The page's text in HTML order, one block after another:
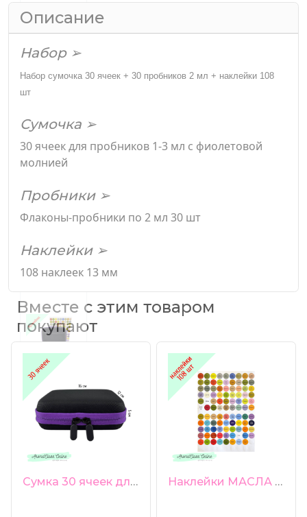
Описание
Набор ➢
Набор сумочка 30 ячеек + 30 пробников 2 мл + наклейки 108
шт
Сумочка ➢
30 ячеек для пробников 1-3 мл с фиолетовой
молнией
Пробники ➢
Флаконы-пробники по 2 мл 30 шт
Наклейки ➢
108 наклеек 13 мм
Вместе с этим товаром
покупают
Сумка 30 ячеек для пробников 1-3 мл фиолетовая молния Наклейки МАСЛА И СМЕСИ на английском диаметр 13 мм 108 шт глянцевая бумага